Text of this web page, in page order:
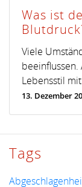
Was ist
Viele
Lebensstil
13. Dezember
Tags